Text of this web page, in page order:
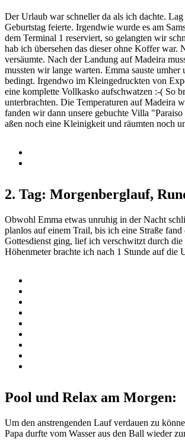
Der Urlaub war schneller da als ich dachte.
Geburtstag feierte. Irgendwie wurde es am
dem Terminal 1 reserviert, so gelangten wir
hab ich übersehen das dieser ohne Koffer
versäumte. Nach der Landung auf Madeira
mussten wir lange warten. Emma sauste
bedingt. Irgendwo im Kleingedruckten von
eine komplette Vollkasko aufschwatzen :-( So
unterbrachten. Die Temperaturen auf Madeira
fanden wir dann unsere gebuchte Villa
aßen noch eine Kleinigkeit und räumten noch
2. Tag: Morgenberglauf,
Obwohl Emma etwas unruhig in der Nacht
planlos auf einem Trail, bis ich eine Straße
Gottesdienst ging, lief ich verschwitzt durch
Höhenmeter brachte ich nach 1 Stunde auf die
Pool und Relax am Morgen:
Um den anstrengenden Lauf verdauen zu
Papa durfte vom Wasser aus den Ball wieder